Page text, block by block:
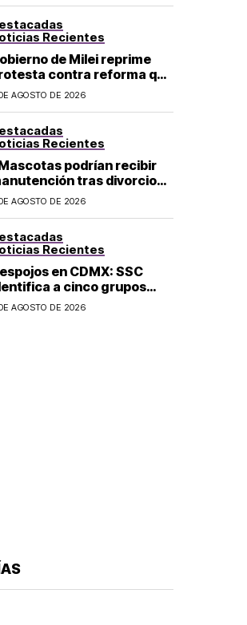
Recientes
de Milei reprime
contra reforma que
la venta de tierra a
AGOSTO DE 2026
Recientes
podrían recibir
tras divorcio
sus dueños en CDMX?
AGOSTO DE 2026
Recientes
en CDMX: SSC
a cinco grupos
vinculados a este
AGOSTO DE 2026